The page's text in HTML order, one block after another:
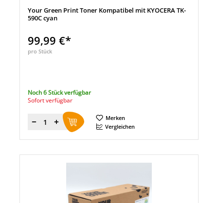
Your Green Print Toner Kompatibel mit KYOCERA TK-
590C cyan
99,99 €*
pro Stück
Noch 6 Stück verfügbar
Sofort verfügbar
Menge
Merken
Vergleichen